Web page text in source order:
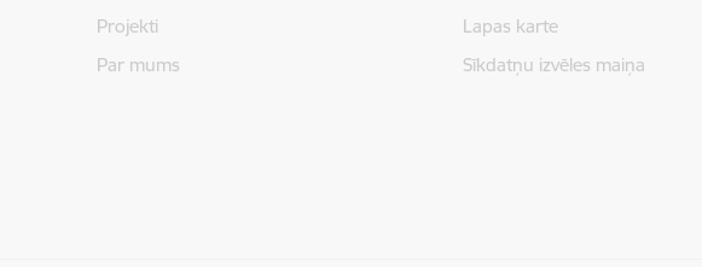
Projekti
Par mums
Lapas karte
Sīkdatņu izvēles maiņa